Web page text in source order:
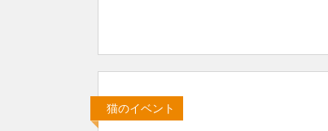
猫のイベント